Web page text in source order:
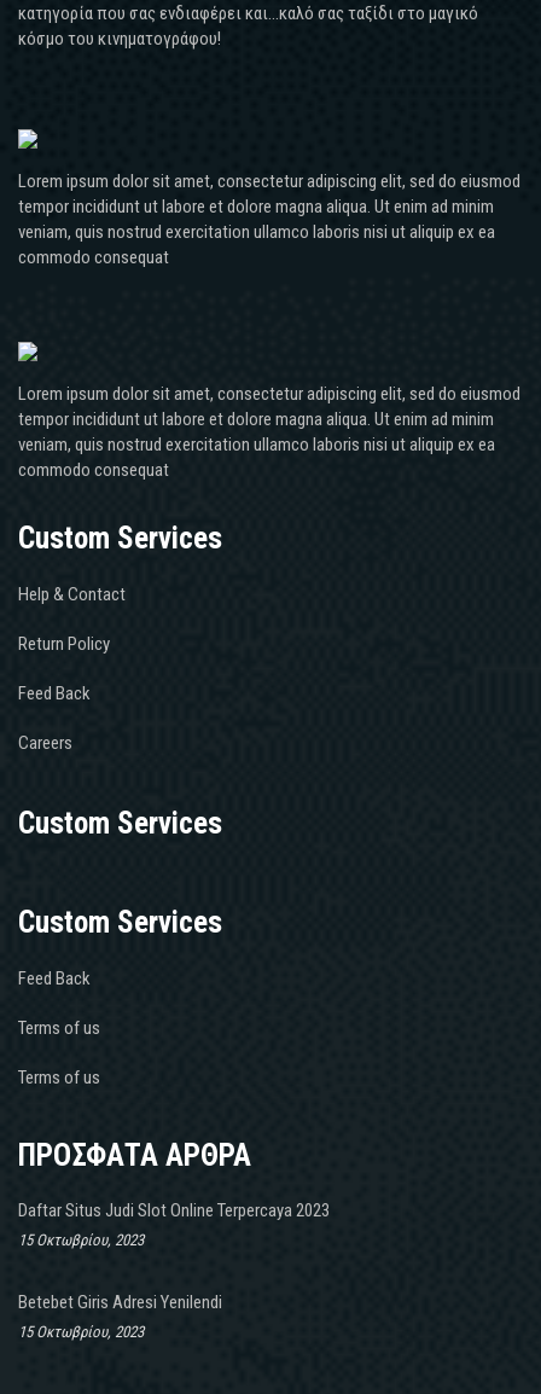
κατηγορία που σας ενδιαφέρει και...καλό σας ταξίδι στο μαγικό
κόσμο του κινηματογράφου!
Lorem ipsum dolor sit amet, consectetur adipiscing elit, sed do eiusmod
tempor incididunt ut labore et dolore magna aliqua. Ut enim ad minim
veniam, quis nostrud exercitation ullamco laboris nisi ut aliquip ex ea
commodo consequat
Lorem ipsum dolor sit amet, consectetur adipiscing elit, sed do eiusmod
tempor incididunt ut labore et dolore magna aliqua. Ut enim ad minim
veniam, quis nostrud exercitation ullamco laboris nisi ut aliquip ex ea
commodo consequat
Custom Services
Help & Contact
Return Policy
Feed Back
Careers
Custom Services
Custom Services
Feed Back
Terms of us
Terms of us
ΠΡΟΣΦΑΤΑ ΑΡΘΡΑ
Daftar Situs Judi Slot Online Terpercaya 2023
15 Οκτωβρίου, 2023
Betebet Giris Adresi Yenilendi
15 Οκτωβρίου, 2023